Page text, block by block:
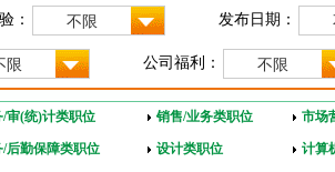
： 不限 发布日期：
限 公司福利： 不限
/审(统)计类职位 销售/业务类职位 市场
/后勤保障类职位 设计类职位 计算